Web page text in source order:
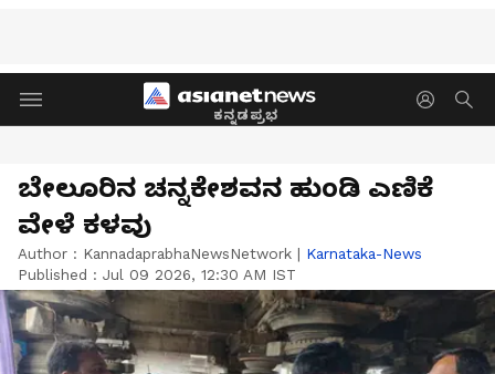
ಕನ್ನಡಪ್ರಭ
ಬೇಲೂರಿನ ಚನ್ನಕೇಶವನ ಹುಂಡಿ ಎಣಿಕೆ
ವೇಳೆ ಕಳವು
Author : KannadaprabhaNewsNetwork | Karnataka-News
Published : Jul 09 2026, 12:30 AM IST